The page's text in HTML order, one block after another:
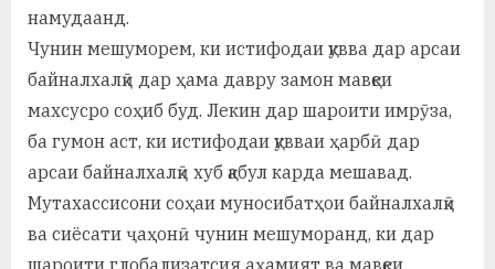
намудаанд.
Чунин мешуморем, ки истифодаи қувва дар арсаи
байналхалқӣ дар ҳама давру замон мавқеи
махсусро соҳиб буд. Лекин дар шароити имрӯза,
ба гумон аст, ки истифодаи қувваи ҳарбӣ дар
арсаи байналхалқӣ хуб қабул карда мешавад.
Мутахассисони соҳаи муносибатҳои байналхалқӣ
ва сиёсати ҷаҳонӣ чунин мешуморанд, ки дар